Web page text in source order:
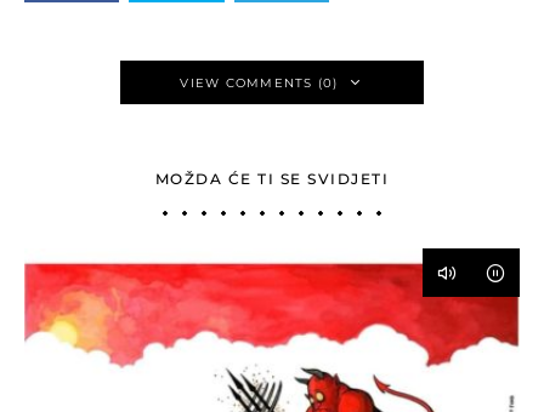
VIEW COMMENTS (0)
MOŽDA ĆE TI SE SVIDJETI